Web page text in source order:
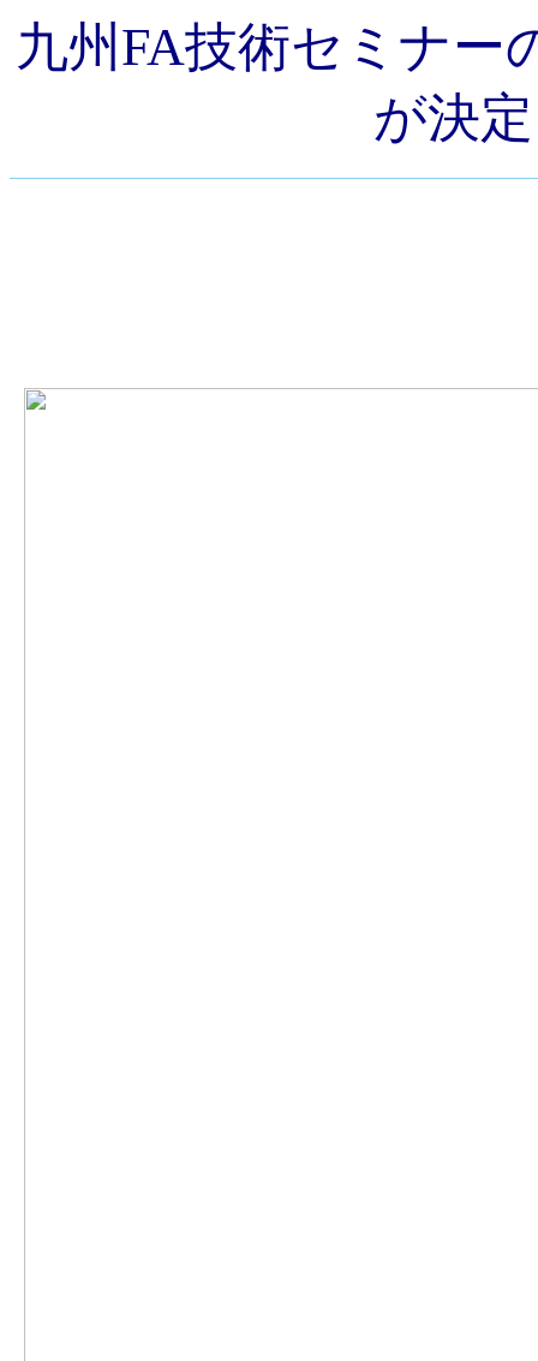
九州FA技術セミナー
が決